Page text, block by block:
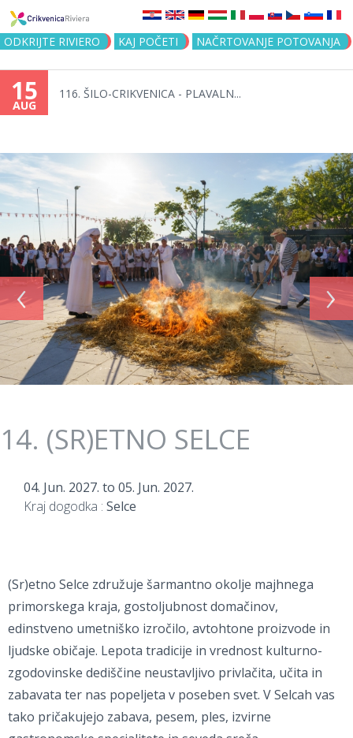
Jump to navigation
ODKRIJTE RIVIERO KAJ POČETI NAČRTOVANJE POTOVANJA
15
AUG
116. ŠILO-CRIKVENICA - PLAVALN...
‹ ›
14. (SR)ETNO SELCE
04. Jun. 2027. to 05. Jun. 2027.
Kraj dogodka : Selce
(Sr)etno Selce združuje šarmantno okolje majhnega
primorskega kraja, gostoljubnost domačinov,
edinstveno umetniško izročilo, avtohtone proizvode in
ljudske običaje. Lepota tradicije in vrednost kulturno-
zgodovinske dediščine neustavljivo privlačita, učita in
zabavata ter nas popeljeta v poseben svet. V Selcah vas
tako pričakujejo zabava, pesem, ples, izvirne